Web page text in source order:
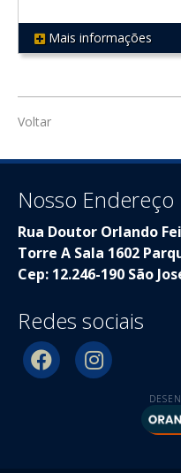
REF 432
Mais informações
Voltar
Nosso Endereço
Rua Doutor Orlando
Torre A Sala 1602
Cep: 12.246-190 São
Redes sociais